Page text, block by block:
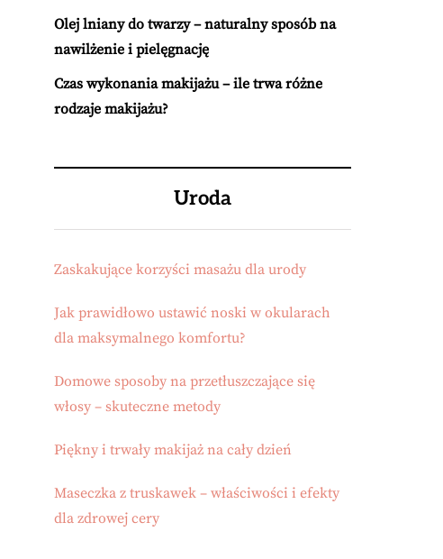
Olej lniany do twarzy – naturalny sposób na
nawilżenie i pielęgnację
Czas wykonania makijażu – ile trwa różne
rodzaje makijażu?
Uroda
Zaskakujące korzyści masażu dla urody
Jak prawidłowo ustawić noski w okularach
dla maksymalnego komfortu?
Domowe sposoby na przetłuszczające się
włosy – skuteczne metody
Piękny i trwały makijaż na cały dzień
Maseczka z truskawek – właściwości i efekty
dla zdrowej cery